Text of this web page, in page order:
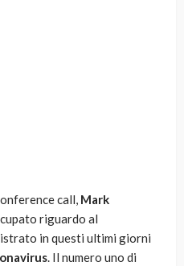
call, Mark
riguardo al
in questi ultimi giorni
. Il numero uno di